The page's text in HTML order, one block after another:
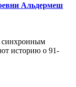
Альдермеш
синхронным
историю о 91-